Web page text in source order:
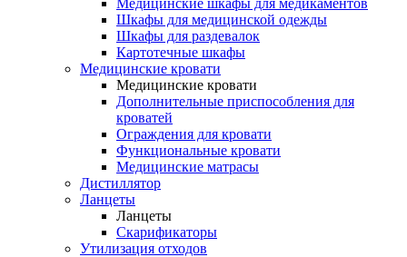
Медицинские шкафы для медикаментов
Шкафы для медицинской одежды
Шкафы для раздевалок
Картотечные шкафы
Медицинские кровати
Медицинские кровати
Дополнительные приспособления для
кроватей
Ограждения для кровати
Функциональные кровати
Медицинские матрасы
Дистиллятор
Ланцеты
Ланцеты
Скарификаторы
Утилизация отходов